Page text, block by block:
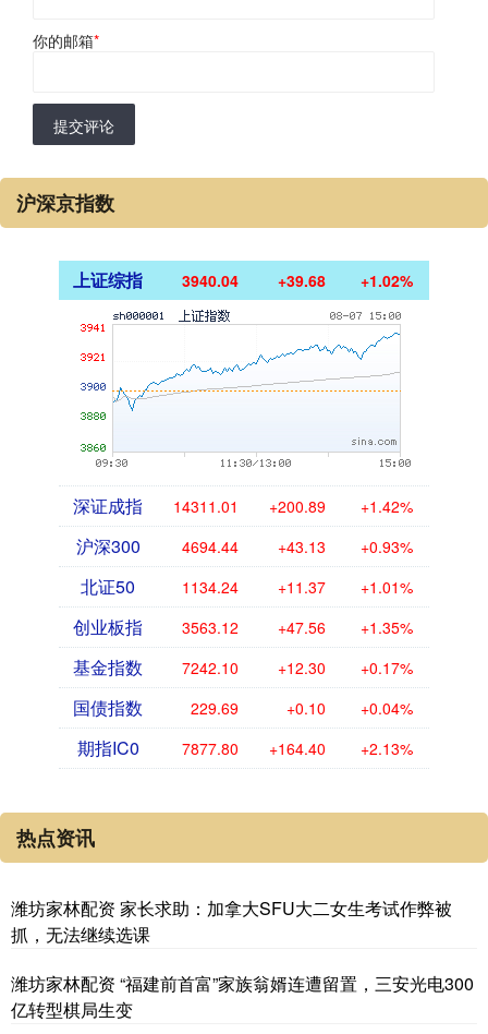
你的邮箱*
提交评论
沪深京指数
上证综指 3940.04 +39.68 +1.02%
深证成指 14311.01 +200.89 +1.42%
沪深300 4694.44 +43.13 +0.93%
北证50 1134.24 +11.37 +1.01%
创业板指 3563.12 +47.56 +1.35%
基金指数 7242.10 +12.30 +0.17%
国债指数 229.69 +0.10 +0.04%
期指IC0 7877.80 +164.40 +2.13%
热点资讯
潍坊家林配资 家长求助：加拿大SFU大二女生考试作弊被
抓，无法继续选课
潍坊家林配资 “福建前首富”家族翁婿连遭留置，三安光电300
亿转型棋局生变